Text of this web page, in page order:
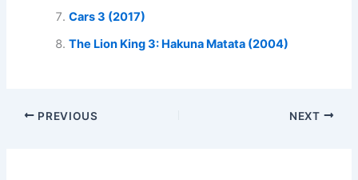
Cars 3 (2017)
The Lion King 3: Hakuna Matata (2004)
PREVIOUS NEXT